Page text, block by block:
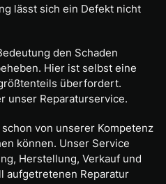
lässt sich ein Defekt nicht
den Schaden
Hier ist selbst eine
überfordert.
unser Reparaturservice.
von unserer Kompetenz
können. Unser Service
Herstellung, Verkauf und
aufgetretenen Reparatur